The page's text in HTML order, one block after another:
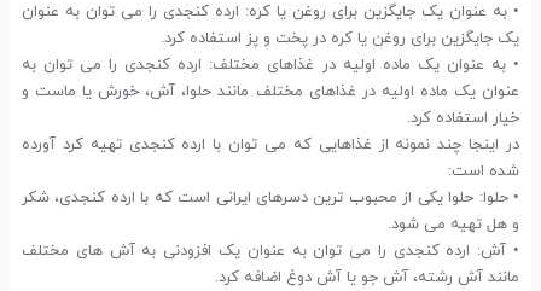
• به عنوان یک جایگزین برای روغن یا کره: ارده کنجدی را می توان به عنوان
یک جایگزین برای روغن یا کره در پخت و پز استفاده کرد.
• به عنوان یک ماده اولیه در غذاهای مختلف: ارده کنجدی را می توان به
عنوان یک ماده اولیه در غذاهای مختلف مانند حلوا، آش، خورش یا ماست و
خیار استفاده کرد.
در اینجا چند نمونه از غذاهایی که می توان با ارده کنجدی تهیه کرد آورده
شده است:
• حلوا: حلوا یکی از محبوب ترین دسرهای ایرانی است که با ارده کنجدی، شکر
و هل تهیه می شود.
• آش: ارده کنجدی را می توان به عنوان یک افزودنی به آش های مختلف
مانند آش رشته، آش جو یا آش دوغ اضافه کرد.